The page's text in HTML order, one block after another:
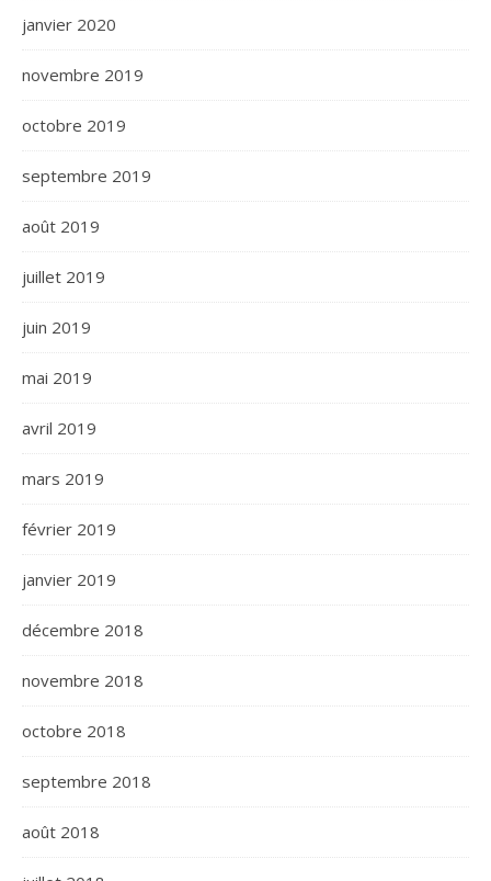
janvier 2020
novembre 2019
octobre 2019
septembre 2019
août 2019
juillet 2019
juin 2019
mai 2019
avril 2019
mars 2019
février 2019
janvier 2019
décembre 2018
novembre 2018
octobre 2018
septembre 2018
août 2018